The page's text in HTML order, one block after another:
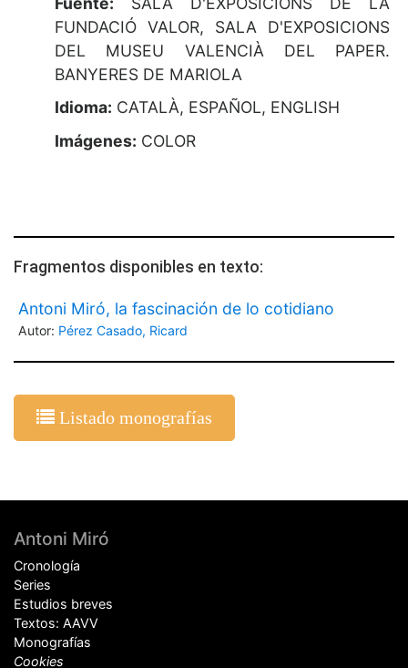
FUNDACIÓ VALOR, SALA D'EXPOSICIONS
DEL MUSEU VALENCIÀ DEL PAPER.
BANYERES DE MARIOLA
Idioma: CATALÀ, ESPAÑOL, ENGLISH
Imágenes: COLOR
Fragmentos disponibles en texto:
Antoni Miró, la fascinación de lo cotidiano
Autor: Pérez Casado, Ricard
Listado monografías
de
página
Antoni Miró
Cronología
Series
Estudios breves
Textos: AAVV
Monografías
Cookies